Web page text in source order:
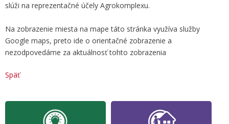
slúži na reprezentačné účely Agrokomplexu.
Na zobrazenie miesta na mape táto stránka využíva služby
Google maps, preto ide o orientačné zobrazenie a
nezodpovedáme za aktuálnosť tohto zobrazenia
Späť